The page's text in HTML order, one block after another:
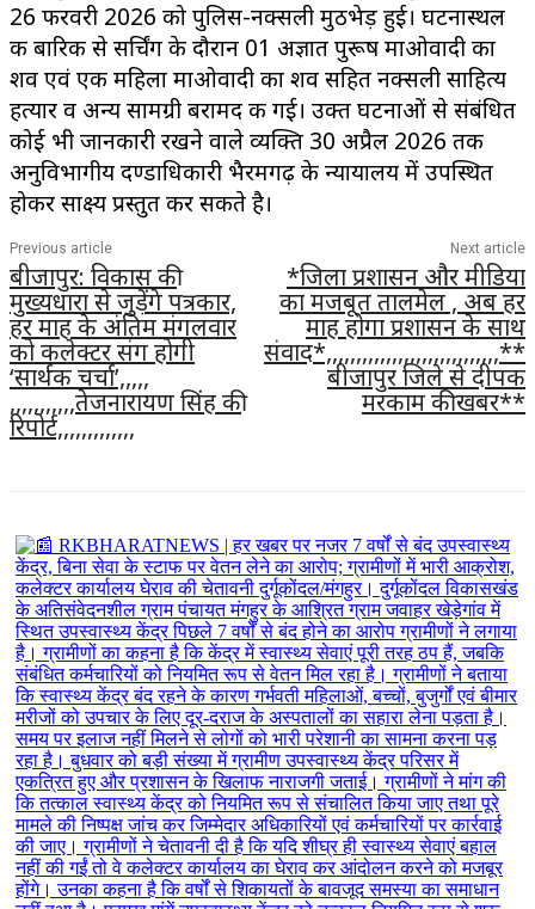
26 फरवरी 2026 को पुलिस-नक्सली मुठभेड़ हुई। घटनास्थल
की बारिकी से सर्चिंग के दौरान 01 अज्ञात पुरूष माओवादी का
शव एवं एक महिला माओवादी का शव सहित नक्सली साहित्य
हत्यार व अन्य सामग्री बरामद की गई। उक्त घटनाओं से संबंधित
कोई भी जानकारी रखने वाले व्यक्ति 30 अप्रैल 2026 तक
अनुविभागीय दण्डाधिकारी भैरमगढ़ के न्यायालय में उपस्थित
होकर साक्ष्य प्रस्तुत कर सकते है।
Previous article
बीजापुर: विकास की
मुख्यधारा से जुड़ेंगे पत्रकार,
हर माह के अंतिम मंगलवार
को कलेक्टर संग होगी
‘सार्थक चर्चा’,,,,,
,,,,,,,,,,,तेजनारायण सिंह की
रिपोर्ट,,,,,,,,,,,,,
Next article
*जिला प्रशासन और मीडिया
का मजबूत तालमेल , अब हर
माह होगा प्रशासन के साथ
संवाद*,,,,,,,,,,,,,,,,,,,,,,,,,,,,,**
बीजापुर जिले से दीपक
मरकाम की खबर**